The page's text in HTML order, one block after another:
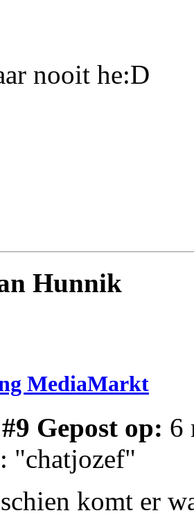
nooit he:D
Hunnik
MediaMarkt
Gepost op: 6
"chatjozef"
komt er